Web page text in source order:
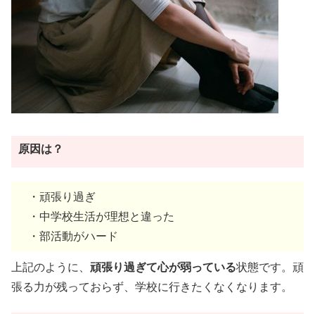
原因は？
・頑張り過ぎ
・中学校生活が理想と違った
・部活動がハード
上記のように、 頑張り過ぎて心が弱っている状態です。頑
張る力が残っておらず、学校に行きたくなくなります。